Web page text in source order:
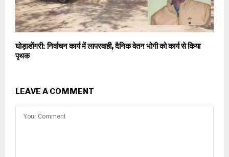
घोड़ाडोंगरी: निर्वाचन कार्य में लापरवाही, दैनिक वेतन भोगी को कार्य से किया
पृथक
LEAVE A COMMENT